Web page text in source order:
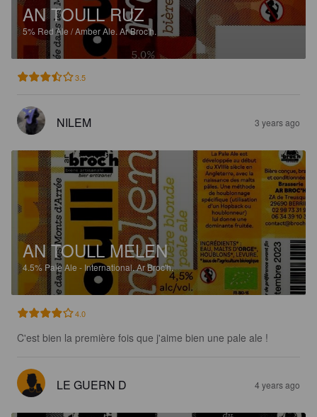
AN TOULL RUZ
5% Red Ale / Amber Ale. Ar Broc'h.
3.5
NILEM 3 years ago
AN TOULL MELEN
4.5%Pale Ale - International.Ar Broc'h.
4.0
C'est bien la première fois que j'aime bien une pale ale !
LE GUERN D 4 years ago